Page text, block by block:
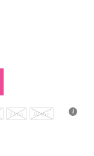
9 thn
10 thn